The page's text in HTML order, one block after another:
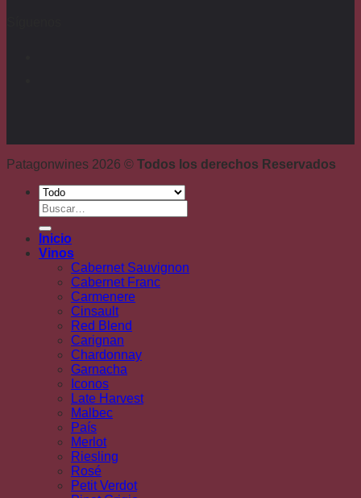
Patagonwines 2026 © Todos los derechos Reservados
Buscar
por:
Inicio
Vinos
Cabernet Sauvignon
Cabernet Franc
Carmenere
Cinsault
Red Blend
Carignan
Chardonnay
Garnacha
Iconos
Late Harvest
Malbec
País
Merlot
Riesling
Rosé
Petit Verdot